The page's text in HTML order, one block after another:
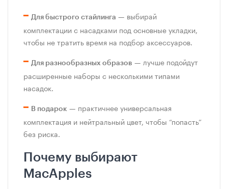
Для быстрого стайлинга — выбирай
комплектации с насадками под основные укладки,
чтобы не тратить время на подбор аксессуаров.
Для разнообразных образов — лучше подойдут
расширенные наборы с несколькими типами
насадок.
В подарок — практичнее универсальная
комплектация и нейтральный цвет, чтобы “попасть”
без риска.
Почему выбирают
MacApples